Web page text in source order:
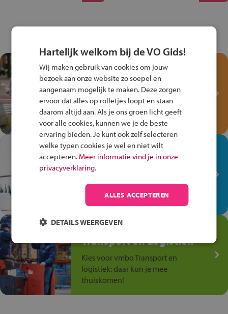
Test je kennis met het
Fiets Veilig
Verkeersspel!
Speel het Fiets Veilig Verkeersspel
en win een Cortina-fiets!
In de winkel ben je op je
plek!
op de winkelvloer, waar elke dag
anders is!
Jouw talent in de
Transport en Logistiek
Kies voor vmbo Transport en
logistiek: daar kun je mee
thuiskomen!
Hartelijk welkom bij de VO Gids!
Wij maken gebruik van cookies om jouw
bezoek aan onze website zo soepel en
aangenaam mogelijk te maken. Deze zorgen
ervoor dat alles op rolletjes loopt en staan
daarom altijd aan. Als je ons groen licht geeft
voor alle cookies, kunnen we je de beste
ervaring bieden. Je kunt ook zelf selecteren
welke typen cookies je wel en niet wilt
accepteren. Meer informatie vind je in onze
privacyverklaring.
ALLES ACCEPTEREN
DETAILS WEERGEVEN